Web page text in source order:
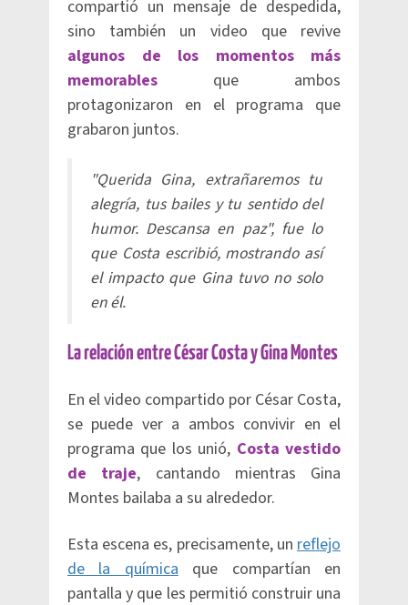
compartió un mensaje de despedida,
sino también un video que revive
algunos de los momentos más
memorables que ambos
protagonizaron en el programa que
grabaron juntos.
"Querida Gina, extrañaremos tu
alegría, tus bailes y tu sentido del
humor. Descansa en paz", fue lo
que Costa escribió, mostrando así
el impacto que Gina tuvo no solo
en él.
La relación entre César Costa y Gina Montes
En el video compartido por César Costa,
se puede ver a ambos convivir en el
programa que los unió, Costa vestido
de traje, cantando mientras Gina
Montes bailaba a su alrededor.
Esta escena es, precisamente, un reflejo
de la químicaque compartían en
pantalla y que les permitió construir una